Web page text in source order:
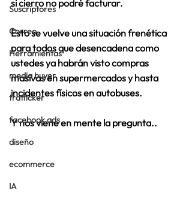
Suscriptores
Correo
Herramientas
media buyer
trafficker
facebook ads
diseño
ecommerce
IA
si cierro no podré facturar.
Esto se vuelve una situación frenética
para todos que desencadena como
ustedes ya habrán visto compras
masivas en supermercados y hasta
incidentes físicos en autobuses.
Y nos viene en mente la pregunta..